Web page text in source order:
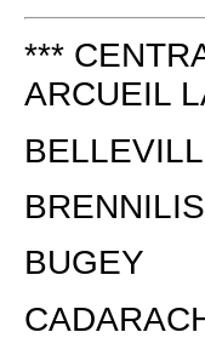
***
ARCUEIL
BRENNILIS
BUGEY